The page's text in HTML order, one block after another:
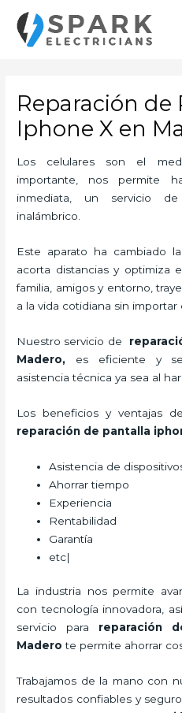
contenido
Reparación de
Iphone X en
Los celulares son el
importante, nos permite
inmediata, un servicio
inalámbrico.
Este aparato ha cambiado
acorta distancias y optimiza
familia, amigos y entorno,
a la vida cotidiana sin
Nuestro servicio de
Madero, es eficiente y
asistencia técnica ya sea al
Los beneficios y ventajas
reparación de pantalla
Asistencia de
Ahorrar tiempo
Experiencia
Rentabilidad
Garantía
etc|
La industria nos permite
con tecnología innovadora,
servicio para reparación
Madero te permite ahorrar
Trabajamos de la mano con
resultados confiables y